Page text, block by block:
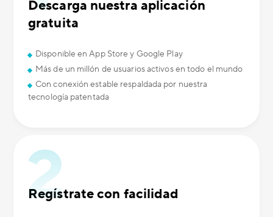
Descarga nuestra aplicación
gratuita
Disponible en App Store y Google Play
Más de un millón de usuarios activos en todo el mundo
Con conexión estable respaldada por nuestra
tecnología patentada
Regístrate con facilidad